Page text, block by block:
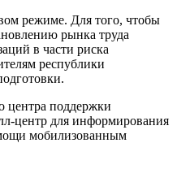
режиме. Для того, чтобы
рынка труда
в части риска
республики
центра поддержки
центр для информирования
мобилизованным